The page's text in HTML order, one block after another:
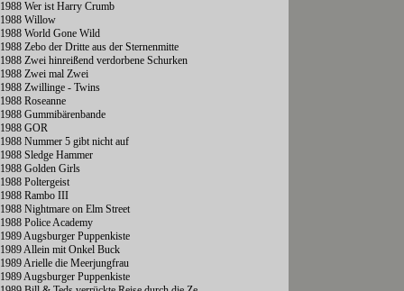
1988 Wer ist Harry Crumb
1988 Willow
1988 World Gone Wild
1988 Zebo der Dritte aus der Sternenmitte
1988 Zwei hinreißend verdorbene Schurken
1988 Zwei mal Zwei
1988 Zwillinge - Twins
1988 Roseanne
1988 Gummibärenbande
1988 GOR
1988 Nummer 5 gibt nicht auf
1988 Sledge Hammer
1988 Golden Girls
1988 Poltergeist
1988 Rambo III
1988 Nightmare on Elm Street
1988 Police Academy
1989 Augsburger Puppenkiste
1989 Allein mit Onkel Buck
1989 Arielle die Meerjungfrau
1989 Augsburger Puppenkiste